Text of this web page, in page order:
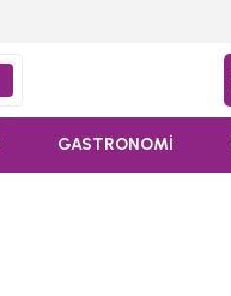
GASTRONOMİ